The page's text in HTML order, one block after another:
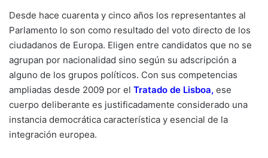
Desde hace cuarenta y cinco años los representantes al
Parlamento lo son como resultado del voto directo de los
ciudadanos de Europa. Eligen entre candidatos que no se
agrupan por nacionalidad sino según su adscripción a
alguno de los grupos políticos. Con sus competencias
ampliadas desde 2009 por el Tratado de Lisboa, ese
cuerpo deliberante es justificadamente considerado una
instancia democrática característica y esencial de la
integración europea.